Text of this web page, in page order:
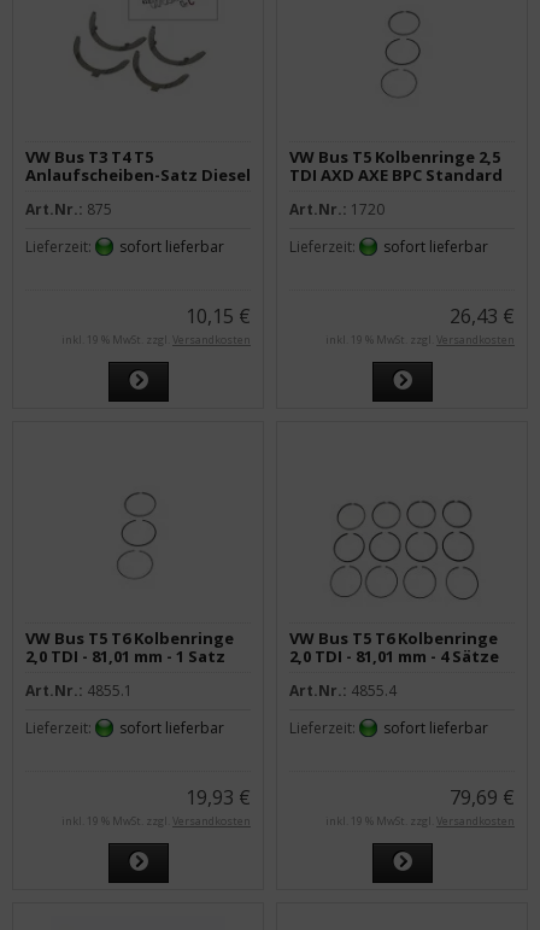
VW Bus T3 T4 T5
Anlaufscheiben-Satz Diesel
Art.Nr.: 875
Lieferzeit:
sofort lieferbar
10,15 €
inkl. 19 % MwSt. zzgl. Versandkosten
VW Bus T5 Kolbenringe 2,5
TDI AXD AXE BPC Standard
Art.Nr.: 1720
Lieferzeit:
sofort lieferbar
26,43 €
inkl. 19 % MwSt. zzgl. Versandkosten
VW Bus T5 T6 Kolbenringe
2,0 TDI - 81,01 mm - 1 Satz
Art.Nr.: 4855.1
Lieferzeit:
sofort lieferbar
19,93 €
inkl. 19 % MwSt. zzgl. Versandkosten
VW Bus T5 T6 Kolbenringe
2,0 TDI - 81,01 mm - 4 Sätze
Art.Nr.: 4855.4
Lieferzeit:
sofort lieferbar
79,69 €
inkl. 19 % MwSt. zzgl. Versandkosten